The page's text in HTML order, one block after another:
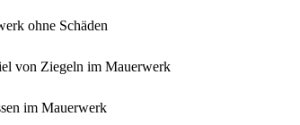
ohne Schäden
von Ziegeln im Mauerwerk
im Mauerwerk